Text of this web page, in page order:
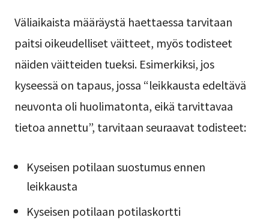
Väliaikaista määräystä haettaessa tarvitaan
paitsi oikeudelliset väitteet, myös todisteet
näiden väitteiden tueksi. Esimerkiksi, jos
kyseessä on tapaus, jossa “leikkausta edeltävä
neuvonta oli huolimatonta, eikä tarvittavaa
tietoa annettu”, tarvitaan seuraavat todisteet:
Kyseisen potilaan suostumus ennen
leikkausta
Kyseisen potilaan potilaskortti